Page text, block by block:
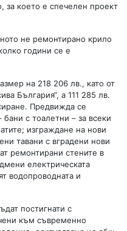
за което е спечелен проект
не ремонтирано крило
години се е
на 218 206 лв., като от
България“, а 111 285 лв.
Предвижда се
с тоалетни – за всеки
изграждане на нови
тавани с вградени нови
ремонтирани стените в
електрическата
водопроводната и
постигнати с
към съвременно